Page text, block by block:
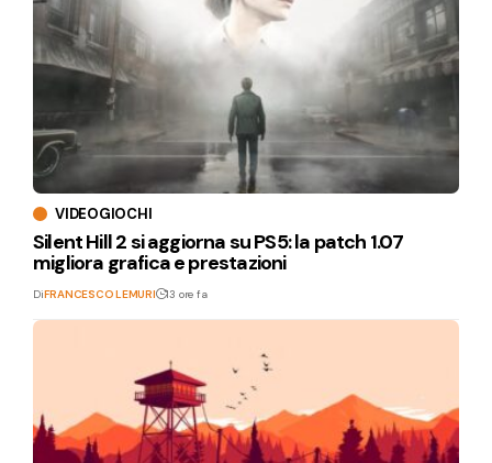
VIDEOGIOCHI
Silent Hill 2 si aggiorna su PS5: la patch 1.07
migliora grafica e prestazioni
DiFRANCESCO LEMURI 13 ore fa